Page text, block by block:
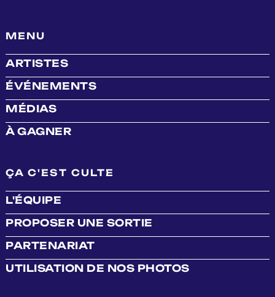
MENU
ARTISTES
ÉVÉNEMENTS
MÉDIAS
À GAGNER
ÇA C'EST CULTE
L'ÉQUIPE
PROPOSER UNE SORTIE
PARTENARIAT
UTILISATION DE NOS PHOTOS